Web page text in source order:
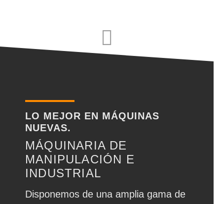
LO MEJOR EN MÁQUINAS
NUEVAS.
MÁQUINARIA DE
MANIPULACIÓN E
INDUSTRIAL
Disponemos de una amplia gama de